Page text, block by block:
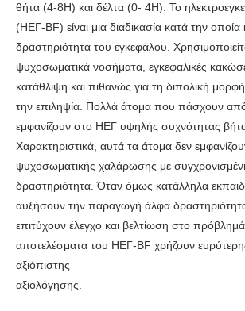
θήτα (4-8Η) και δέλτα (0- 4Η). Το
(ΗΕΓ-ΒF) είναι μια διαδικασία κατά την οποία
δραστηριότητα του εγκεφάλου.
ψυχοσωματικά νοσήματα, εγκεφαλικές
κατάθλιψη και πιθανώς για τη διπολική
την επιληψία. Πολλά άτομα που πάσχουν
εμφανίζουν στο ΗΕΓ υψηλής συχνότητας
Χαρακτηριστικά, αυτά τα άτομα δεν
ψυχοσωματικής χαλάρωσης με
δραστηριότητα. Όταν όμως κατάλληλα
αυξήσουν την παραγωγή άλφα
επιτύχουν έλεγχο και βελτίωση στο
αποτελέσματα του ΗΕΓ-ΒF χρήζουν
αξιόπιστης
αξιολόγησης.